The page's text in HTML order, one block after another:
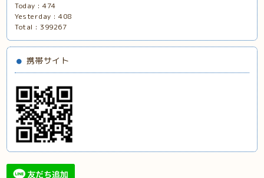
Today :474
Yesterday :408
Total :399267
携帯サイト